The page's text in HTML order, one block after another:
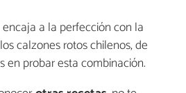
a la perfección con la
calzones rotos chilenos, de
en probar esta combinación.